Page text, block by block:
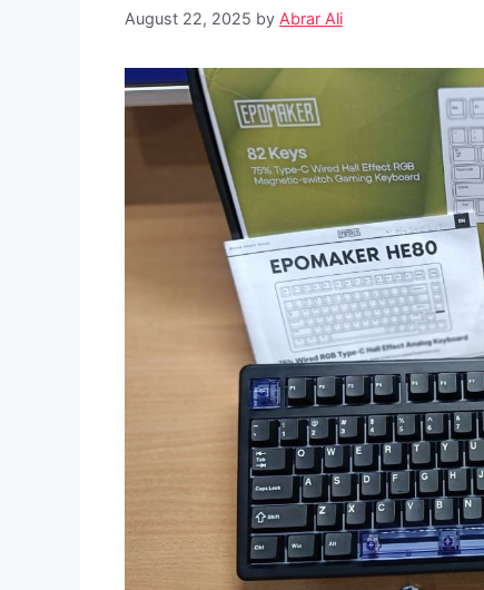
August 22, 2025 by Abrar Ali